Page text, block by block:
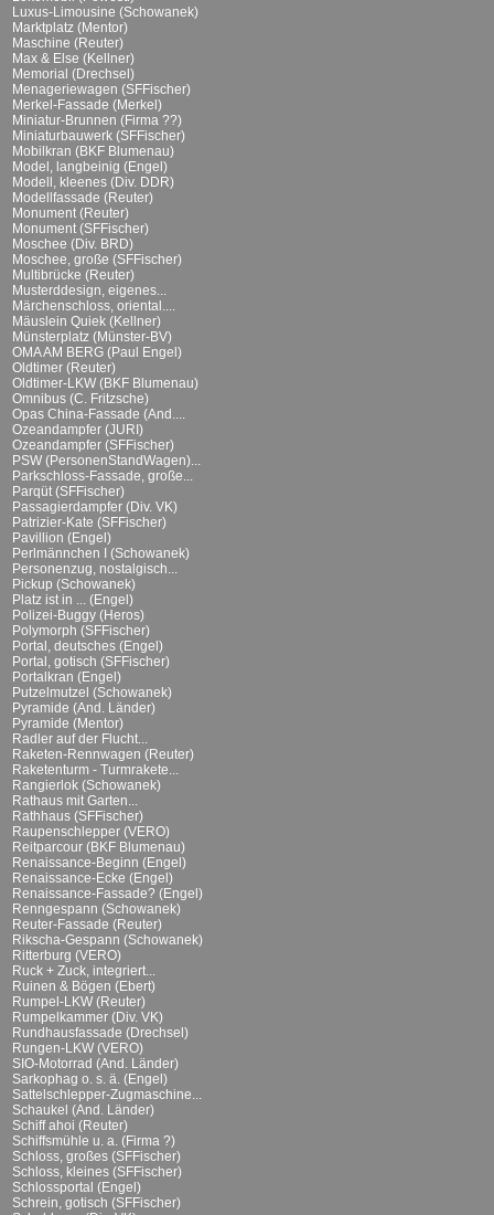
Luxus-Limousine (Schowanek)
Marktplatz (Mentor)
Maschine (Reuter)
Max & Else (Kellner)
Memorial (Drechsel)
Menageriewagen (SFFischer)
Merkel-Fassade (Merkel)
Miniatur-Brunnen (Firma ??)
Miniaturbauwerk (SFFischer)
Mobilkran (BKF Blumenau)
Model, langbeinig (Engel)
Modell, kleenes (Div. DDR)
Modellfassade (Reuter)
Monument (Reuter)
Monument (SFFischer)
Moschee (Div. BRD)
Moschee, große (SFFischer)
Multibrücke (Reuter)
Musterddesign, eigenes...
Märchenschloss, oriental....
Mäuslein Quiek (Kellner)
Münsterplatz (Münster-BV)
OMA AM BERG (Paul Engel)
Oldtimer (Reuter)
Oldtimer-LKW (BKF Blumenau)
Omnibus (C. Fritzsche)
Opas China-Fassade (And....
Ozeandampfer (JURI)
Ozeandampfer (SFFischer)
PSW (PersonenStandWagen)...
Parkschloss-Fassade, große...
Parqüt (SFFischer)
Passagierdampfer (Div. VK)
Patrizier-Kate (SFFischer)
Pavillion (Engel)
Perlmännchen I (Schowanek)
Personenzug, nostalgisch...
Pickup (Schowanek)
Platz ist in ... (Engel)
Polizei-Buggy (Heros)
Polymorph (SFFischer)
Portal, deutsches (Engel)
Portal, gotisch (SFFischer)
Portalkran (Engel)
Putzelmutzel (Schowanek)
Pyramide (And. Länder)
Pyramide (Mentor)
Radler auf der Flucht...
Raketen-Rennwagen (Reuter)
Raketenturm - Turmrakete...
Rangierlok (Schowanek)
Rathaus mit Garten...
Rathhaus (SFFischer)
Raupenschlepper (VERO)
Reitparcour (BKF Blumenau)
Renaissance-Beginn (Engel)
Renaissance-Ecke (Engel)
Renaissance-Fassade? (Engel)
Renngespann (Schowanek)
Reuter-Fassade (Reuter)
Rikscha-Gespann (Schowanek)
Ritterburg (VERO)
Ruck + Zuck, integriert...
Ruinen & Bögen (Ebert)
Rumpel-LKW (Reuter)
Rumpelkammer (Div. VK)
Rundhausfassade (Drechsel)
Rungen-LKW (VERO)
SIO-Motorrad (And. Länder)
Sarkophag o. s. ä. (Engel)
Sattelschlepper-Zugmaschine...
Schaukel (And. Länder)
Schiff ahoi (Reuter)
Schiffsmühle u. a. (Firma ?)
Schloss, großes (SFFischer)
Schloss, kleines (SFFischer)
Schlossportal (Engel)
Schrein, gotisch (SFFischer)